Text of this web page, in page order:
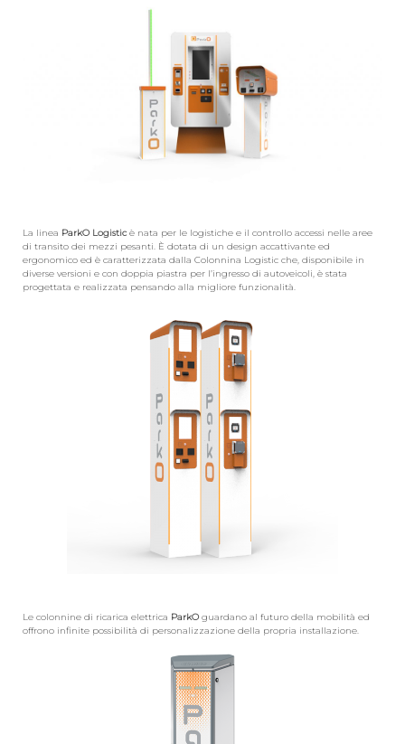
La linea ParkO Logistic è nata per le logistiche e il controllo accessi nelle aree
di transito dei mezzi pesanti. È dotata di un design accattivante ed
ergonomico ed è caratterizzata dalla Colonnina Logistic che, disponibile in
diverse versioni e con doppia piastra per l’ingresso di autoveicoli, è stata
progettata e realizzata pensando alla migliore funzionalità.
Le colonnine di ricarica elettrica ParkOguardano al futuro della mobilità ed
offrono infinite possibilità di personalizzazione della propria installazione.